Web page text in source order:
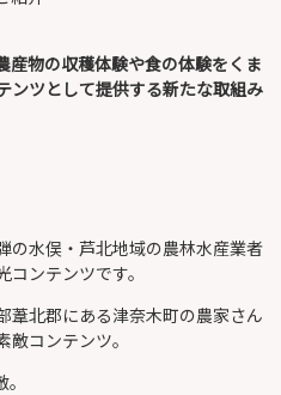
産物の収穫体験や食の体験をくま
ンツとして提供する新たな取組み
の水俣・芦北地域の農林水産業者
ンテンツです。
葦北郡にある津奈木町の農家さん
敵コンテンツ。